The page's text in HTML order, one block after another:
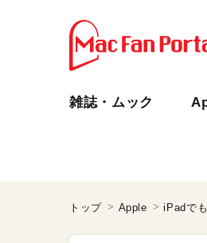
雑誌・ムック
トップ Apple iPadで